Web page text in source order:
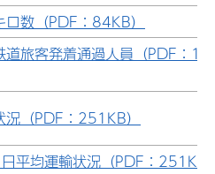
数（PDF：84KB）
道旅客発着通過人員（PDF：
（PDF：251KB）
平均運輸状況（PDF：251KB